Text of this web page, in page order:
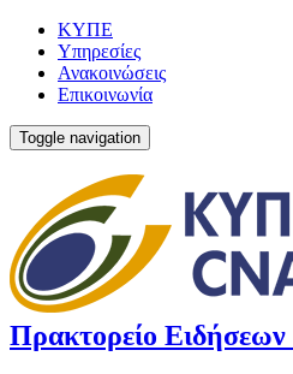
ΚΥΠΕ
Υπηρεσίες
Ανακοινώσεις
Επικοινωνία
Toggle navigation
Πρακτορείο Ειδήσεων